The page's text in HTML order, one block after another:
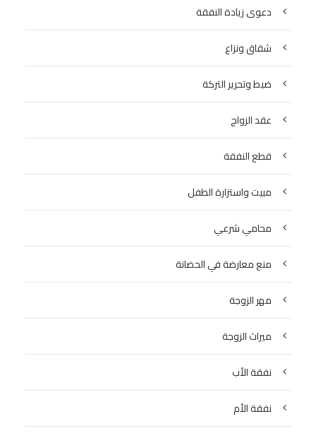
دعوى زيادة النفقة
شقاق ونزاع
ضبط وتحرير التركة
عقد الزواج
قطع النفقة
مبيت واستزارة الطفل
محامي شرعي
منع معارضة في الحضانة
مهر الزوجة
ميراث الزوجة
نفقة الأب
نفقة الأم